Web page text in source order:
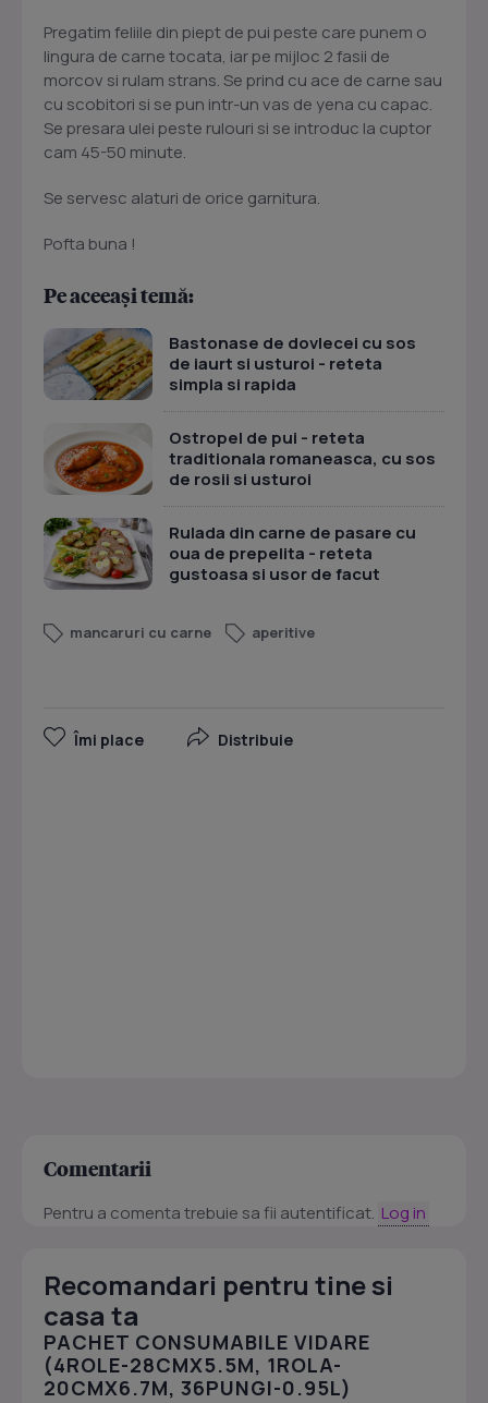
Pregatim feliile din piept de pui peste care punem o
lingura de carne tocata, iar pe mijloc 2 fasii de
morcov si rulam strans. Se prind cu ace de carne sau
cu scobitori si se pun intr-un vas de yena cu capac.
Se presara ulei peste rulouri si se introduc la cuptor
cam 45-50 minute.
Se servesc alaturi de orice garnitura.
Pofta buna !
Pe aceeași temă:
Bastonase de dovlecei cu sos
de iaurt si usturoi - reteta
simpla si rapida
Ostropel de pui - reteta
traditionala romaneasca, cu sos
de rosii si usturoi
Rulada din carne de pasare cu
oua de prepelita - reteta
gustoasa si usor de facut
mancaruri cu carne aperitive
Îmi place Distribuie
Comentarii
Pentru a comenta trebuie sa fii autentificat. Log in
Recomandari pentru tine si
casa ta
PACHET CONSUMABILE VIDARE
(4ROLE-28CMX5.5M, 1ROLA-
20CMX6.7M, 36PUNGI-0.95L)